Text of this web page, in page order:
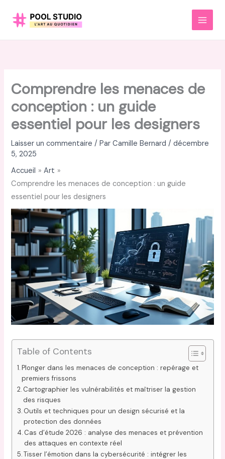
MAIN
Comprendre les menaces de
conception : un guide
essentiel pour les designers
Laisser un commentaire / ParCamille Bernard/décembre
5, 2025
Accueil
Art
Comprendre les menaces de conception : un guide
essentiel pour les designers
Table of Contents
Plonger dans les menaces de conception : repérage et
premiers frissons
Cartographier les vulnérabilités et maîtriser la gestion
des risques
Outils et techniques pour un design sécurisé et la
protection des données
Cas d’étude 2026 : analyse des menaces et prévention
des attaques en contexte réel
Tisser l’émotion dans la cybersécurité : intégrer les